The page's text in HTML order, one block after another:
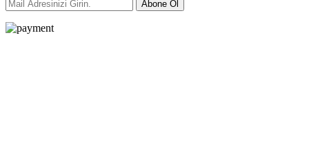
Abone Ol